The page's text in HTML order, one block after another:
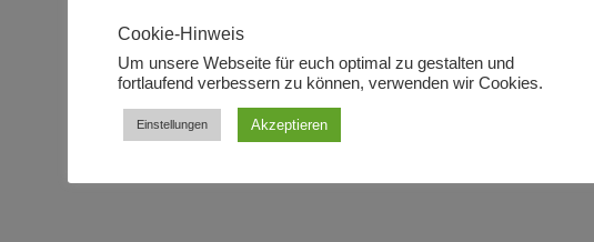
Cookie-Hinweis
Um unsere Webseite für euch optimal zu gestalten und
fortlaufend verbessern zu können, verwenden wir Cookies.
Einstellungen Akzeptieren